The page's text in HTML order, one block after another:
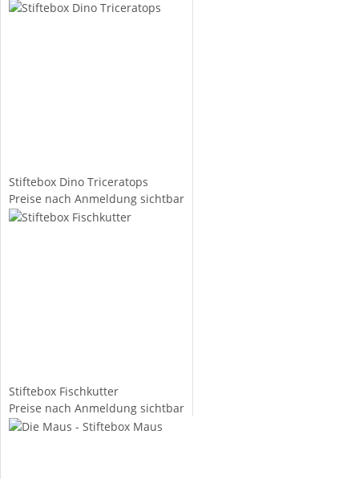
Stiftebox Dino Triceratops
Preise nach Anmeldung sichtbar
Stiftebox Fischkutter
Preise nach Anmeldung sichtbar